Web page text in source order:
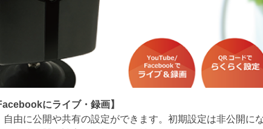
にライブ・録画】
自由に公開や共有の設定ができます。初期設定は非公開に